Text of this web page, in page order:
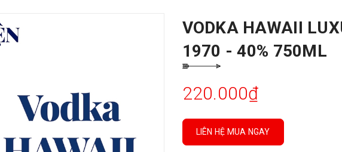
VODKA HAWAII
1970 - 40% 750ML
220.000₫
LIÊN HỆ MUA NGAY